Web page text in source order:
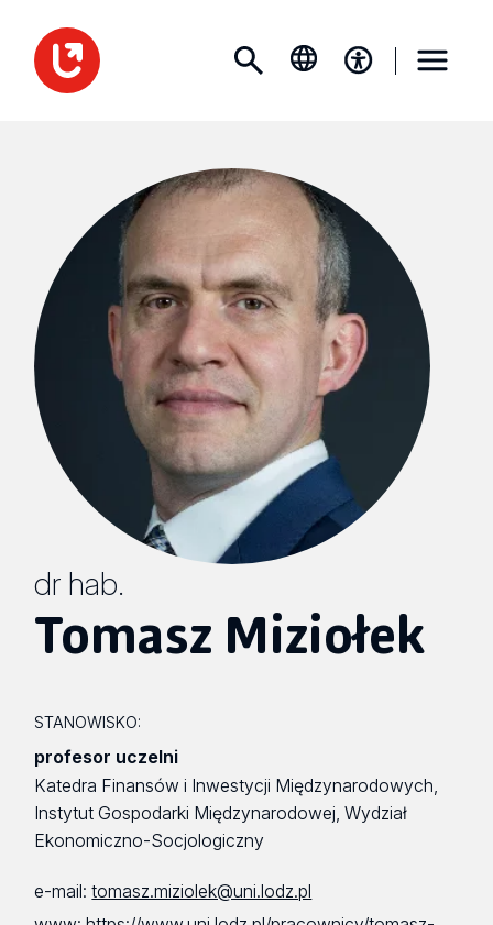
dr hab.
Tomasz Miziołek
STANOWISKO:
profesor uczelni
Katedra Finansów i Inwestycji Międzynarodowych,
Instytut Gospodarki Międzynarodowej, Wydział
Ekonomiczno-Socjologiczny
e-mail:tomasz.miziolek@uni.lodz.pl